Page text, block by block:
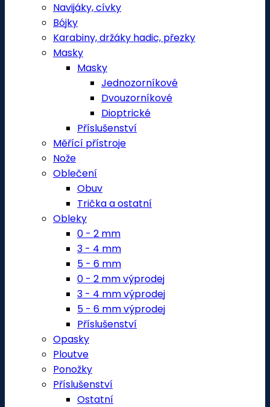
Navijáky, cívky
Bójky
Karabiny, držáky hadic, přezky
Masky
Masky
Jednozorníkové
Dvouzorníkové
Dioptrické
Příslušenství
Měřící přístroje
Nože
Oblečení
Obuv
Trička a ostatní
Obleky
0 - 2 mm
3 - 4 mm
5 - 6 mm
0 - 2 mm výprodej
3 - 4 mm výprodej
5 - 6 mm výprodej
Příslušenství
Opasky
Ploutve
Ponožky
Příslušenství
Ostatní